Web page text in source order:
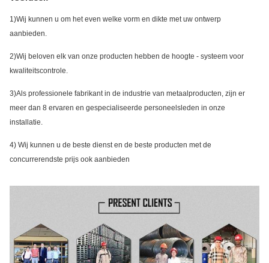
1)Wij kunnen u om het even welke vorm en dikte met uw ontwerp
aanbieden.
2)Wij beloven elk van onze producten hebben de hoogte - systeem voor
kwaliteitscontrole.
3)Als professionele fabrikant in de industrie van metaalproducten, zijn er
meer dan 8 ervaren en gespecialiseerde personeelsleden in onze
installatie.
4) Wij kunnen u de beste dienst en de beste producten met de
concurrerendste prijs ook aanbieden